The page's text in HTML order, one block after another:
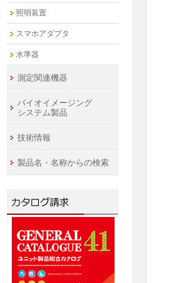
照明装置
スマホアダプタ
水準器
測定関連機器
バイオイメージング
システム製品
技術情報
製品名・名称からの検索